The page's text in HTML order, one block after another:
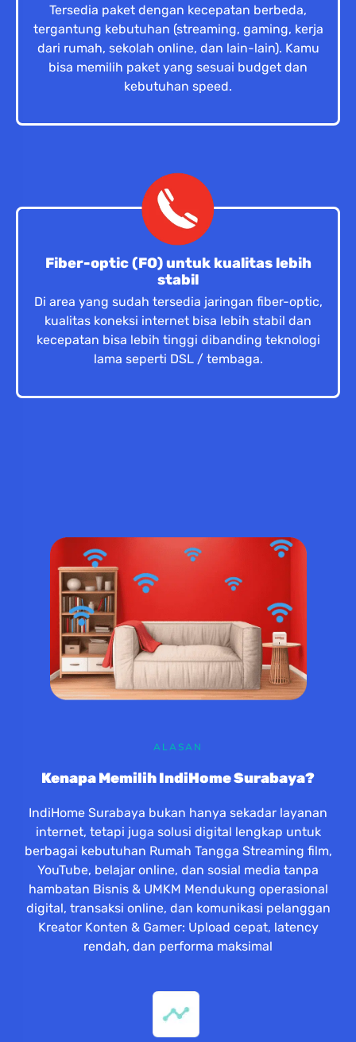
Tersedia paket dengan kecepatan berbeda,
tergantung kebutuhan (streaming, gaming, kerja
dari rumah, sekolah online, dan lain-lain). Kamu
bisa memilih paket yang sesuai budget dan
kebutuhan speed.
Fiber-optic (FO) untuk kualitas lebih
stabil
Di area yang sudah tersedia jaringan fiber-optic,
kualitas koneksi internet bisa lebih stabil dan
kecepatan bisa lebih tinggi dibanding teknologi
lama seperti DSL / tembaga.
ALASAN
Kenapa Memilih IndiHome Surabaya?
IndiHome Surabaya bukan hanya sekadar layanan
internet, tetapi juga solusi digital lengkap untuk
berbagai kebutuhan Rumah Tangga Streaming film,
YouTube, belajar online, dan sosial media tanpa
hambatan Bisnis & UMKM Mendukung operasional
digital, transaksi online, dan komunikasi pelanggan
Kreator Konten & Gamer: Upload cepat, latency
rendah, dan performa maksimal